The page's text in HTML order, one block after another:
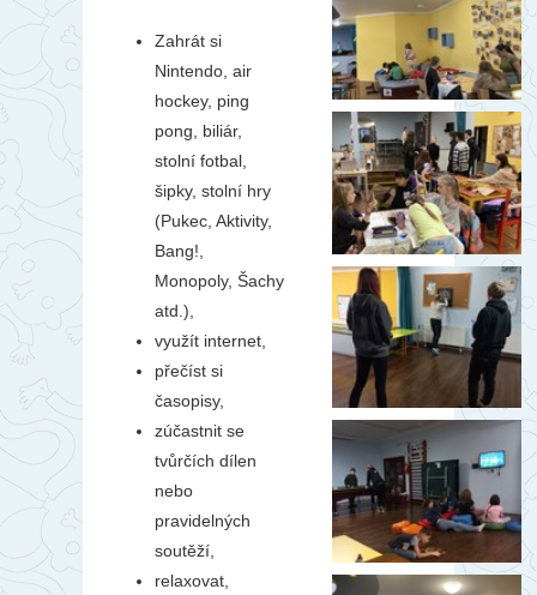
Zahrát si
Nintendo, air
hockey, ping
pong, biliár,
stolní fotbal,
šipky, stolní hry
(Pukec, Aktivity,
Bang!,
Monopoly, Šachy
atd.),
využít internet,
přečíst si
časopisy,
zúčastnit se
tvůrčích dílen
nebo
pravidelných
soutěží,
relaxovat,